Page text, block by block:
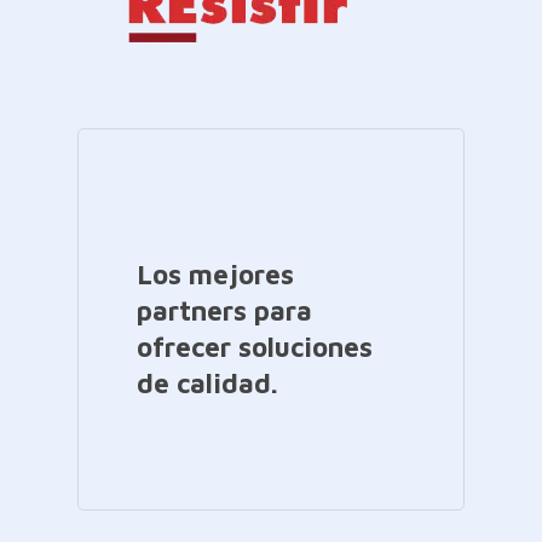
Los mejores
partners para
ofrecer soluciones
de calidad.